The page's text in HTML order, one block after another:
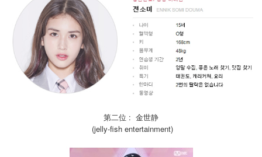
第二位 : 金世静
(jelly-fish entertainment)